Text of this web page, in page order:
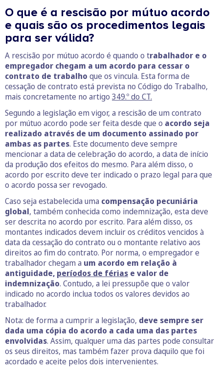
O que é a rescisão por mútuo acordo
e quais são os procedimentos legais
para ser válida?
A rescisão por mútuo acordo é quando o trabalhador e o
empregador chegam a um acordo para cessar o
contrato de trabalho que os vincula. Esta forma de
cessação de contrato está prevista no Código do Trabalho,
mais concretamente no artigo 349.º do CT.
Segundo a legislação em vigor, a rescisão de um contrato
por mútuo acordo pode ser feita desde que o acordo seja
realizado através de um documento assinado por
ambas as partes. Este documento deve sempre
mencionar a data de celebração do acordo, a data de início
da produção dos efeitos do mesmo. Para além disso, o
acordo por escrito deve ter indicado o prazo legal para que
o acordo possa ser revogado.
Caso seja estabelecida uma compensação pecuniária
global, também conhecida como indemnização, esta deve
ser descrita no acordo por escrito. Para além disso, os
montantes indicados devem incluir os créditos vencidos à
data da cessação do contrato ou o montante relativo aos
direitos ao fim do contrato. Por norma, o empregador e
trabalhador chegam a um acordo em relação à
antiguidade, períodos de férias e valor de
indemnização. Contudo, a lei pressupõe que o valor
indicado no acordo inclua todos os valores devidos ao
trabalhador.
Nota: de forma a cumprir a legislação, deve sempre ser
dada uma cópia do acordo a cada uma das partes
envolvidas. Assim, qualquer uma das partes pode consultar
os seus direitos, mas também fazer prova daquilo que foi
acordado e aceite pelos dois intervenientes.